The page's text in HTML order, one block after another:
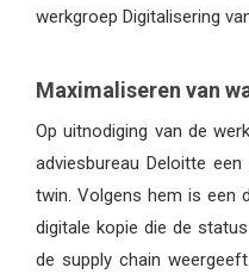
werkgroep Digitalisering
Maximaliseren van
Op uitnodiging van de
adviesbureau Deloitte
twin. Volgens hem is een
digitale kopie die de
de supply chain